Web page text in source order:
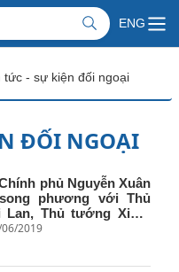
ENG
tức - sự kiện đối ngoại
ĐỐI NGOẠI
phủ Nguyễn Xuân
phương với Thủ
Thủ tướng Xinh-
2019